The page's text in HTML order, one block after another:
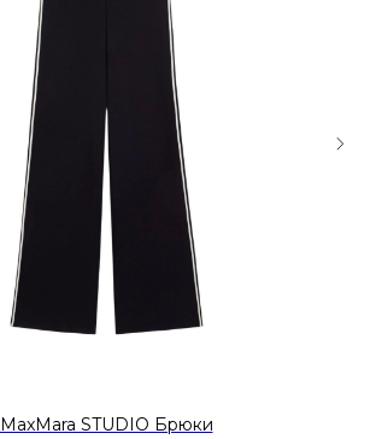
MaxMara STUDIO Брюки